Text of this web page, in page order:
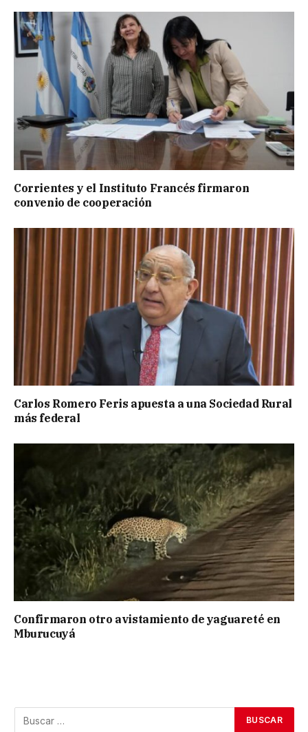
Corrientes y el Instituto Francés firmaron
convenio de cooperación
Carlos Romero Feris apuesta a una Sociedad Rural
más federal
Confirmaron otro avistamiento de yaguareté en
Mburucuyá